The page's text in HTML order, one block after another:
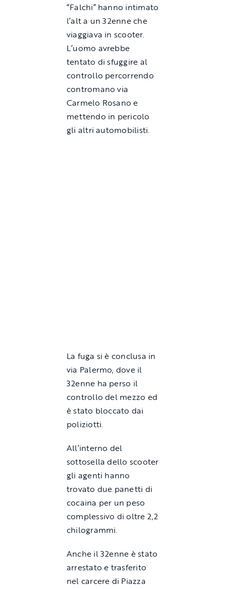
“Falchi” hanno intimato
l’alt a un 32enne che
viaggiava in scooter.
L’uomo avrebbe
tentato di sfuggire al
controllo percorrendo
contromano via
Carmelo Rosano e
mettendo in pericolo
gli altri automobilisti.
La fuga si è conclusa in
via Palermo, dove il
32enne ha perso il
controllo del mezzo ed
è stato bloccato dai
poliziotti.
All’interno del
sottosella dello scooter
gli agenti hanno
trovato due panetti di
cocaina per un peso
complessivo di oltre 2,2
chilogrammi.
Anche il 32enne è stato
arrestato e trasferito
nel carcere di Piazza